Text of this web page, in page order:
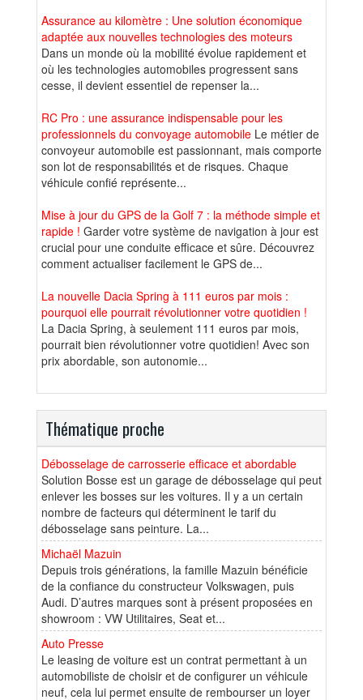
Assurance au kilomètre : Une solution économique
adaptée aux nouvelles technologies des moteurs
Dans un monde où la mobilité évolue rapidement et
où les technologies automobiles progressent sans
cesse, il devient essentiel de repenser la...
RC Pro : une assurance indispensable pour les
professionnels du convoyage automobile Le métier de
convoyeur automobile est passionnant, mais comporte
son lot de responsabilités et de risques. Chaque
véhicule confié représente...
Mise à jour du GPS de la Golf 7 : la méthode simple et
rapide ! Garder votre système de navigation à jour est
crucial pour une conduite efficace et sûre. Découvrez
comment actualiser facilement le GPS de...
La nouvelle Dacia Spring à 111 euros par mois :
pourquoi elle pourrait révolutionner votre quotidien !
La Dacia Spring, à seulement 111 euros par mois,
pourrait bien révolutionner votre quotidien! Avec son
prix abordable, son autonomie...
Thématique proche
Débosselage de carrosserie efficace et abordable
Solution Bosse est un garage de débosselage qui peut
enlever les bosses sur les voitures. Il y a un certain
nombre de facteurs qui déterminent le tarif du
débosselage sans peinture. La...
Michaël Mazuin
Depuis trois générations, la famille Mazuin bénéficie
de la confiance du constructeur Volkswagen, puis
Audi. D’autres marques sont à présent proposées en
showroom : VW Utilitaires, Seat et...
Auto Presse
Le leasing de voiture est un contrat permettant à un
automobiliste de choisir et de configurer un véhicule
neuf, cela lui permet ensuite de rembourser un loyer